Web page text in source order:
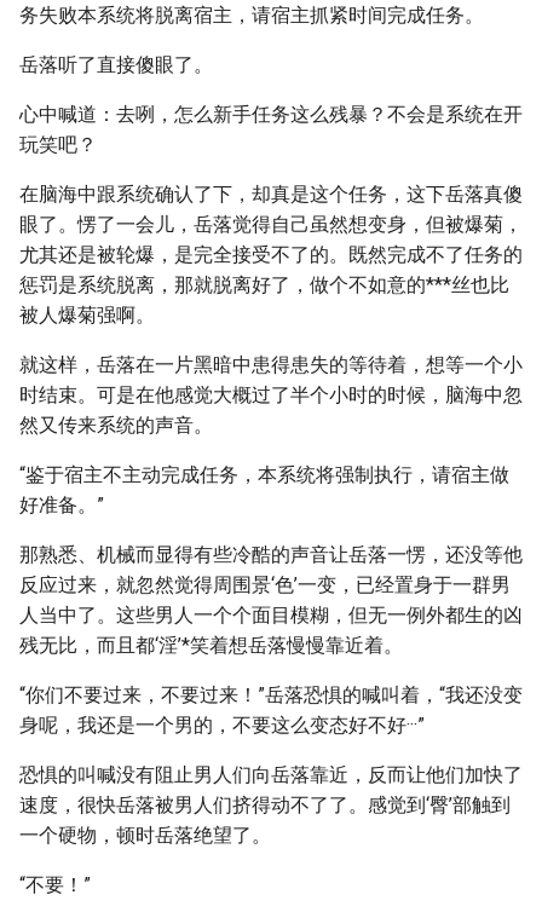
务失败本系统将脱离宿主，请宿主抓紧时间完成任务。
岳落听了直接傻眼了。
心中喊道：去咧，怎么新手任务这么残暴？不会是系统在开
玩笑吧？
在脑海中跟系统确认了下，却真是这个任务，这下岳落真傻
眼了。愣了一会儿，岳落觉得自己虽然想变身，但被爆菊，
尤其还是被轮爆，是完全接受不了的。既然完成不了任务的
惩罚是系统脱离，那就脱离好了，做个不如意的***丝也比
被人爆菊强啊。
就这样，岳落在一片黑暗中患得患失的等待着，想等一个小
时结束。可是在他感觉大概过了半个小时的时候，脑海中忽
然又传来系统的声音。
“鉴于宿主不主动完成任务，本系统将强制执行，请宿主做
好准备。”
那熟悉、机械而显得有些冷酷的声音让岳落一愣，还没等他
反应过来，就忽然觉得周围景‘色’一变，已经置身于一群男
人当中了。这些男人一个个面目模糊，但无一例外都生的凶
残无比，而且都‘淫’*笑着想岳落慢慢靠近着。
“你们不要过来，不要过来！”岳落恐惧的喊叫着，“我还没变
身呢，我还是一个男的，不要这么变态好不好···”
恐惧的叫喊没有阻止男人们向岳落靠近，反而让他们加快了
速度，很快岳落被男人们挤得动不了了。感觉到‘臀’部触到
一个硬物，顿时岳落绝望了。
“不要！”